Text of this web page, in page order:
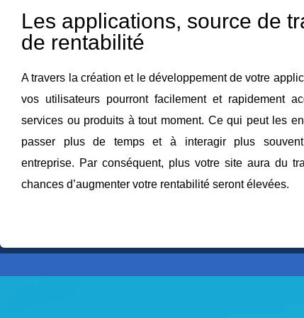
Les applications, source de
de rentabilité
A travers la création et le développement de votre
vos utilisateurs pourront facilement et rapidement
services ou produits à tout moment. Ce qui peut les
passer plus de temps et à interagir plus
entreprise. Par conséquent, plus votre site aura du
chances d’augmenter votre rentabilité seront élevées.